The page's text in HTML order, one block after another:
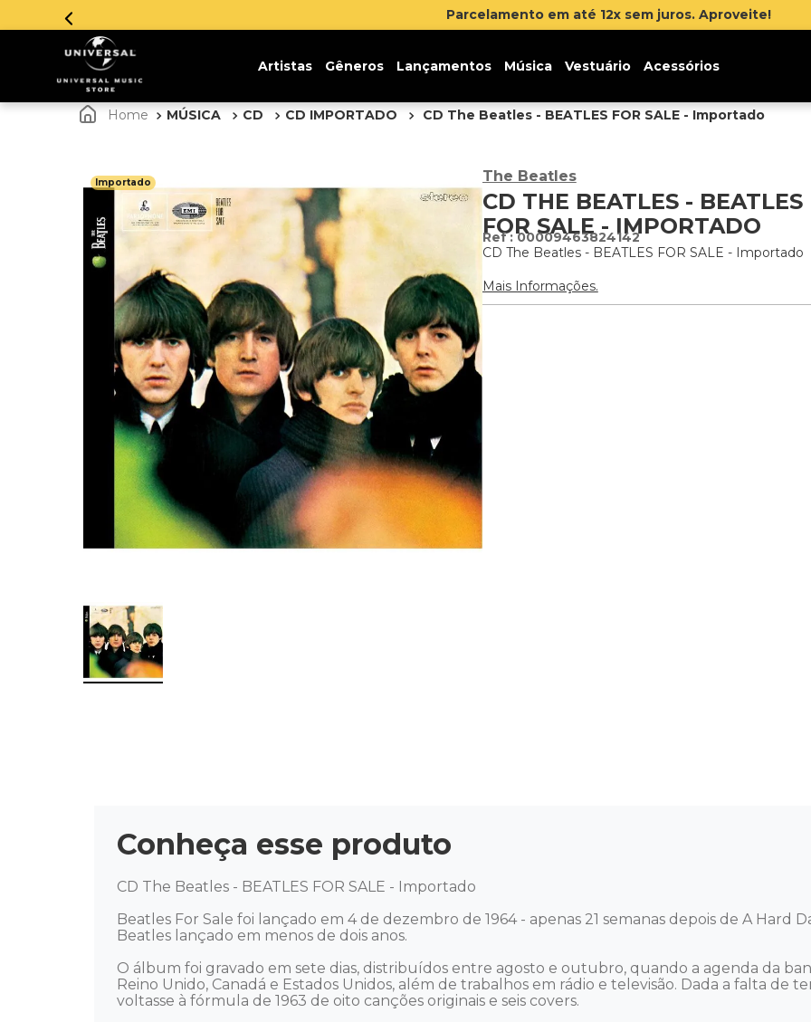
Inscreva-se na newsletter e ganhe 5%
Artistas Gêneros Lançamentos Música Vestuário Acessórios
MÚSICA CD CD IMPORTADO CD The Beatles - BEATLES FOR SALE - Importado
Importado The Beatles
CD THE BEATLES - BEATLES
FOR SALE - IMPORTADO
:00009463824142
CD The Beatles - BEATLES FOR SALE - Importado
Mais Informações.
Conheça esse produto
CD The Beatles - BEATLES FOR SALE - Importado
Beatles For Sale foi lançado em 4 de dezembro de 1964 - apenas 21 semanas depois de A Hard
Beatles lançado em menos de dois anos.
O álbum foi gravado em sete dias, distribuídos entre agosto e outubro, quando a agenda da
Reino Unido, Canadá e Estados Unidos, além de trabalhos em rádio e televisão. Dada a falta de
voltasse à fórmula de 1963 de oito canções originais e seis covers.